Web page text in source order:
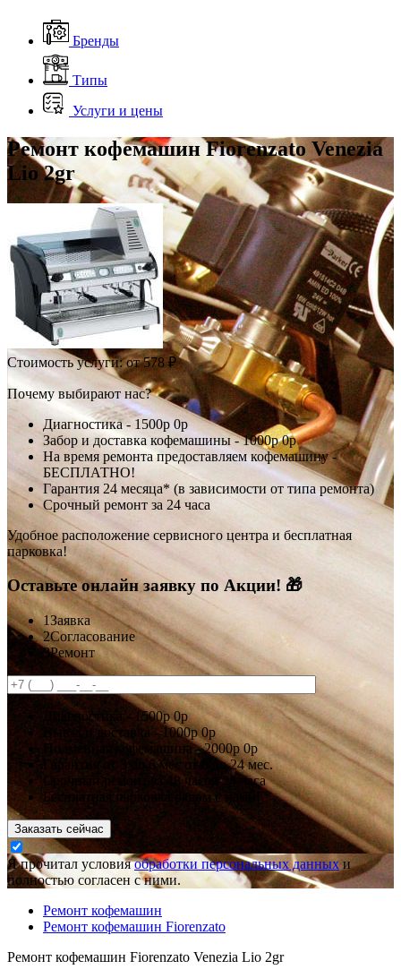
Бренды
Типы
Услуги и цены
Ремонт кофемашин Fiorenzato Venezia
Lio 2gr
Стоимость услуги:от 578 ₽
Почему выбирают нас?
Диагностика - 1500р0р
Забор и доставка кофемашины -1000р0р
На время ремонта предоставляем кофемашину -
БЕСПЛАТНО!
Гарантия 24 месяца* (в зависимости от типа ремонта)
Срочный ремонт за 24 часа
Удобное расположение сервисного центра и бесплатная
парковка!
Оставьте онлайн заявку по Акции! 🎁
1Заявка
2Согласование
3Ремонт
Диагностика -1500р0р
Выезд и доставка - 1000р0р
Подменная кофемашина -2000р0р
Гарантия от 3 до 6 месот 6 до 24 мес.
Срочный ремонт за
48 часов 24 часа
Бесплатная парковка рядом с нами!
Заказать сейчас
Я прочитал условияобработки персональных данныхи
полностью согласен с ними.
Ремонт кофемашин
Ремонт кофемашин Fiorenzato
Ремонт кофемашин Fiorenzato Venezia Lio 2gr